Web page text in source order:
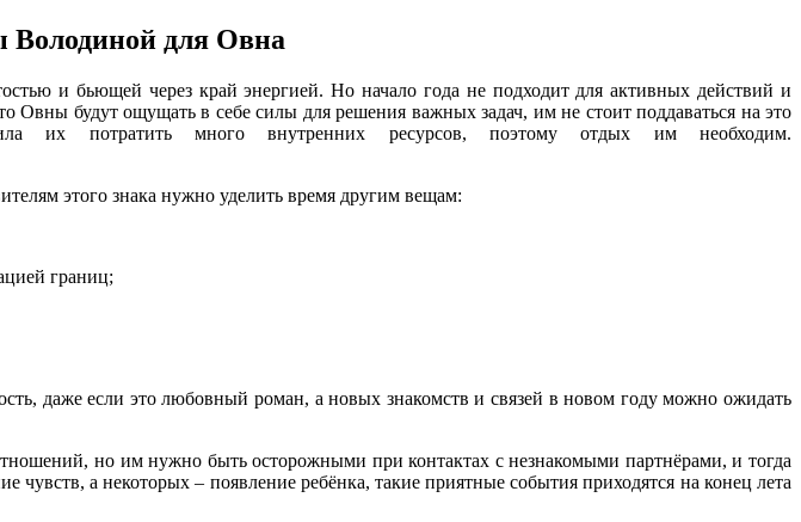
Володиной для Овна
и бьющей через край энергией. Но начало года не подходит для активных действий и
Овны будут ощущать в себе силы для решения важных задач, им не стоит поддаваться на это
их потратить много внутренних ресурсов, поэтому отдых им необходим.
этого знака нужно уделить время другим вещам:
границ;
даже если это любовный роман, а новых знакомств и связей в новом году можно ожидать
но им нужно быть осторожными при контактах с незнакомыми партнёрами, и тогда
а некоторых – появление ребёнка, такие приятные события приходятся на конец лета